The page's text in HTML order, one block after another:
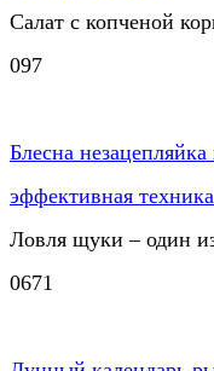
Салат с копченой
097
Блесна
эффективная
Ловля щуки – один
0671